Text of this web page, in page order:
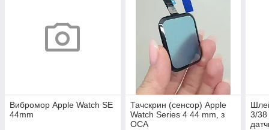
Вибромор Apple Watch SE
44mm
Тачскрин (сенсор) Apple
Watch Series 4 44 mm, з
OCA
3/38